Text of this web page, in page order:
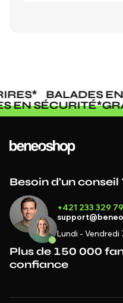
* BALADES
EN SÉCURITÉ*
Besoin d'un conseil
+421 233 329
Lundi - Vendredi
Plus de 150 000
confiance